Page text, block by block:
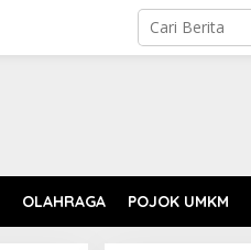
OLAHRAGA POJOK UMKM